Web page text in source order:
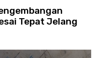
Tepat Jelang